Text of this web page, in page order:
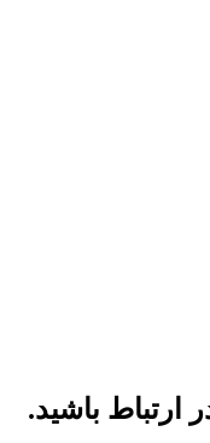
ارتباط باشید.